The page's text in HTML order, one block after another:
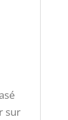
sur